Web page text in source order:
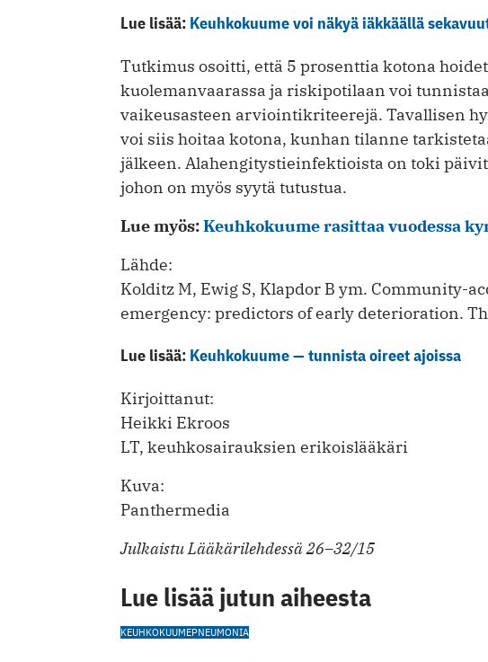
Lue lisää: Keuhkokuume voi näkyä iäkkäällä
Tutkimus osoitti, että 5 prosenttia kotona
kuolemanvaarassa ja riskipotilaan voi
vaikeusasteen arviointikriteerejä. Tavallisen
voi siis hoitaa kotona, kunhan tilanne
jälkeen. Alahengitystieinfektioista on toki
johon on myös syytä tutustua.
Lue myös:Keuhkokuume rasittaa vuodessa
Lähde:
Kolditz M, Ewig S, Klapdor B ym. Community-
emergency: predictors of early deterioration.
Lue lisää: Keuhkokuume — tunnista oireet ajoissa
Kirjoittanut:
Heikki Ekroos
LT, keuhkosairauksien erikoislääkäri
Kuva:
Panthermedia
Julkaistu Lääkärilehdessä 26–32/15
Lue lisää jutun aiheesta
KEUHKOKUUMEPNEUMONIA